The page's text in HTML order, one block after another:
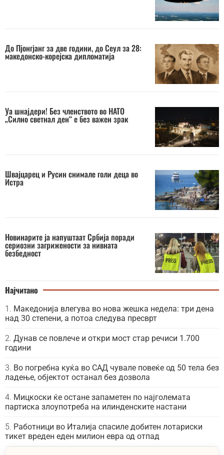
До Пјонгјанг за две години, до Сеул за 28:
македонско-корејска дипломатија
Уа шнајдери! Без членството во НАТО
„Силно светнал ден“ е без важен зрак
Швајцарец и Русин снимале голи деца во
Истра
Новинарите ја напуштаат Србија поради
сериозни загрижености за нивната
безбедност
Најчитано
Македонија влегува во нова жешка недела: три дена
над 30 степени, а потоа следува пресврт
Дунав се повлече и откри мост стар речиси 1.700
години
Во погребна куќа во САД чувале повеќе од 50 тела без
ладење, објектот останал без дозвола
Мицкоски ќе остане запаметен по најголемата
партиска злоупотреба на илинденските настани
Работници во Италија спасиле добитен лотариски
тикет вреден еден милион евра од отпад